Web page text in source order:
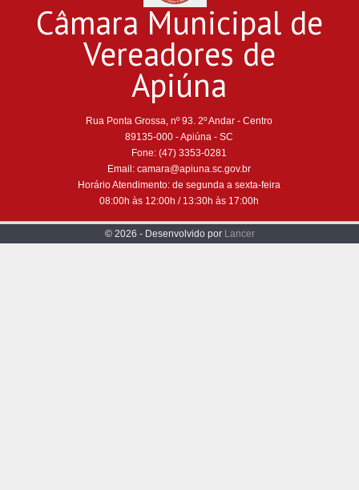
Câmara Municipal de
Vereadores de
Apiúna
Rua Ponta Grossa, nº 93. 2º Andar - Centro
89135-000 - Apiúna - SC
Fone: (47) 3353-0281
Email: camara@apiuna.sc.gov.br
Horário Atendimento: de segunda a sexta-feira
08:00h às 12:00h / 13:30h às 17:00h
© 2026 - Desenvolvido por Lancer